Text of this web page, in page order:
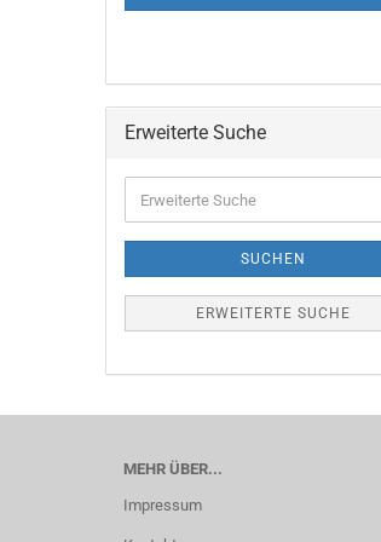
Erweiterte Suche
Suche
SUCHEN
ERWEITERTE SUCHE
MEHR ÜBER...
Impressum